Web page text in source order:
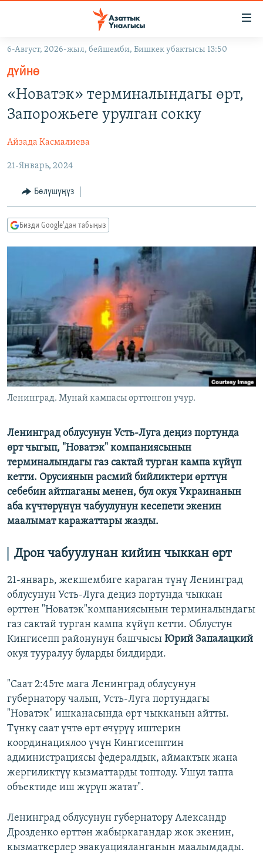
Навигацияга
өтүңүз
Издөөгө
салыңыз
ЖАҢЫЛЫКТАР
ЭКОНОМИКА
МАДАНИЯТ
БОРБОР АЗИЯ
УКРАИНА
АТАЙЫН ИЛИКТӨӨ
ТВ ПРОГРАММАЛАР
БҮГҮН АЗАТТЫКТА
БИЗ ЖАНА ДҮЙНӨ
АЗАТТЫК+
ЫҢГАЙСЫЗ СУРООЛОР
ПОДКАСТ
ӨЗГӨЧӨ ПИКИР
ЭЕ/АРнун бардык сайттары
6-Август, 2026-жыл, бейшемби, Бишкек убактысы 13:50
ДҮЙНӨ
«Новатэк» терминалындагы өрт,
Запорожьеге урулган сокку
Айзада Касмалиева
21-Январь, 2024
Бөлүшүңүз
Бизди Google'дан табыңыз
Ленинград. Мунай кампасы өрттөнгөн учур.
Ленинград облусунун Усть-Луга деңиз портунда
өрт чыгып, "Новатэк" компаниясынын
терминалындагы газ сактай турган кампа күйүп
кетти. Орусиянын расмий бийликтери өрттүн
себебин айтпаганы менен, бул окуя Украинанын
аба күчтөрүнүн чабуулунун кесепети экенин
маалымат каражаттары жазды.
Дрон чабуулунан кийин чыккан өрт
21-январь, жекшембиге караган түнү Ленинград
облусунун Усть-Луга деңиз портунда чыккан
өрттөн "Новатэк"компаниясынын терминалындагы
газ сактай турган кампа күйүп кетти. Облустун
Кингисепп районунун башчысы Юрий Запалацкий
окуя тууралуу буларды билдирди.
"Саат 2:45те мага Ленинград облусунун
губернатору чалып, Усть-Луга портундагы
"Новатэк" ишканасында өрт чыкканын айтты.
Түнкү саат үчтө өрт өчүрүү иштерин
координациялоо үчүн Кингисепптин
администрациясы федералдык, аймактык жана
жергиликтүү кызматтарды топтоду. Ушул тапта
объектиде иш жүрүп жатат".
Ленинград облусунун губернатору Александр
Дрозденко өрттөн жабыркагандар жок экенин,
кызматкерлер эвакуацияланганын маалымдады.